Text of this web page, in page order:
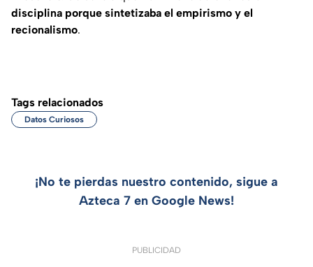
disciplina porque sintetizaba el empirismo y el
recionalismo.
Tags relacionados
Datos Curiosos
¡No te pierdas nuestro contenido, sigue a
Azteca 7 en Google News!
PUBLICIDAD